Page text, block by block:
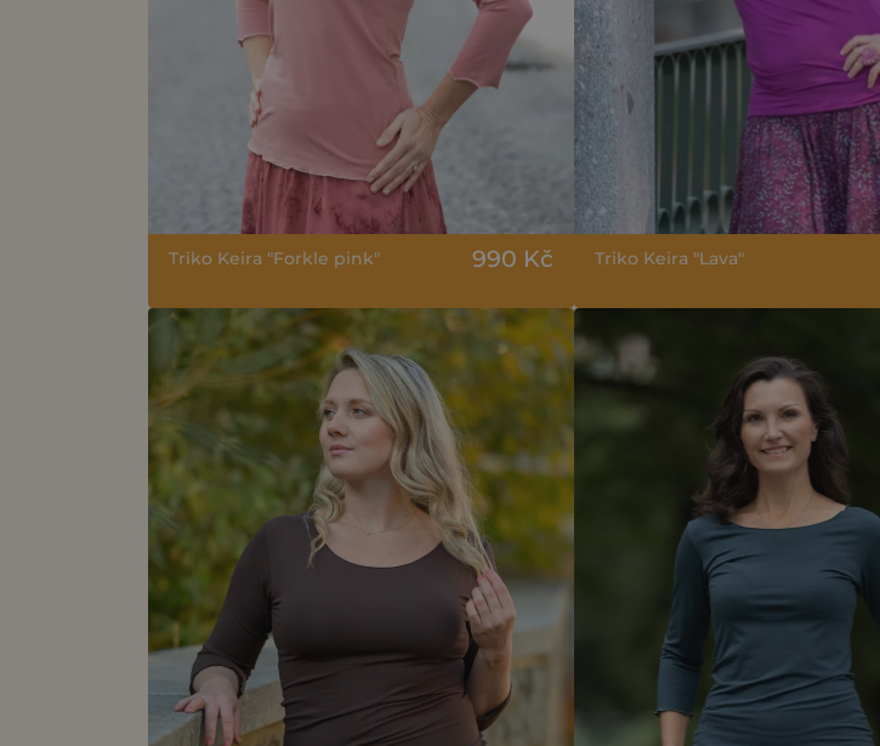
Triko Keira "Forkle pink" 990 Kč Triko Keira "Lava"